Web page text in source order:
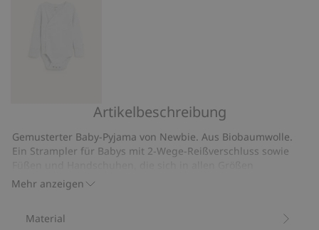
Artikelbeschreibung
Mehr anzeigen
Gemusterter Baby-Pyjama von Newbie. Aus Biobaumwolle.
Ein Strampler für Babys mit 2-Wege-Reißverschluss sowie
umklappen lassen.
Aus 100 % Biobaumwolle.
Bio-Baumwolle –GOTS
Material